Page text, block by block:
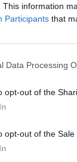
This information
Participants that
Data Processing
opt-out of the
opt-out of the Sale
των
ομογενοποίηση